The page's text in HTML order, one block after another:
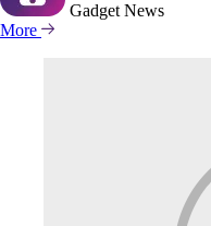
Gadget News
More